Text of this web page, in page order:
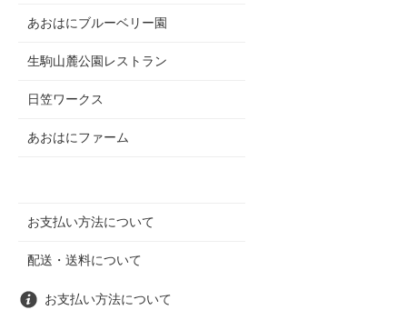
あおはにブルーベリー園
生駒山麓公園レストラン
日笠ワークス
あおはにファーム
お支払い方法について
配送・送料について
お支払い方法について